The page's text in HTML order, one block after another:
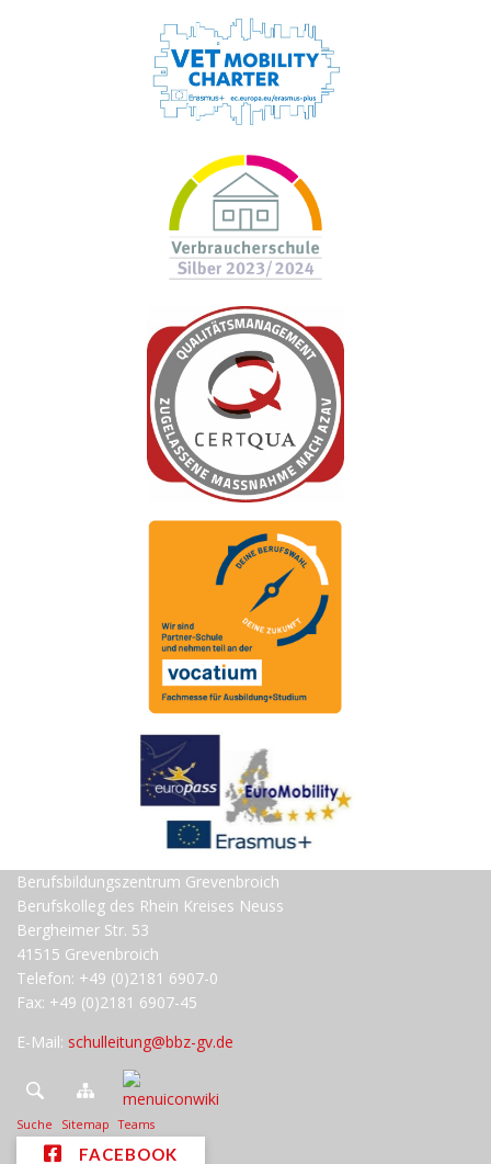
Berufsbildungszentrum Grevenbroich
Berufskolleg des Rhein Kreises Neuss
Bergheimer Str. 53
41515 Grevenbroich
Telefon: +49 (0)2181 6907-0
Fax: +49 (0)2181 6907-45
E-Mail: schulleitung@bbz-gv.de
Suche Sitemap Teams
FACEBOOK